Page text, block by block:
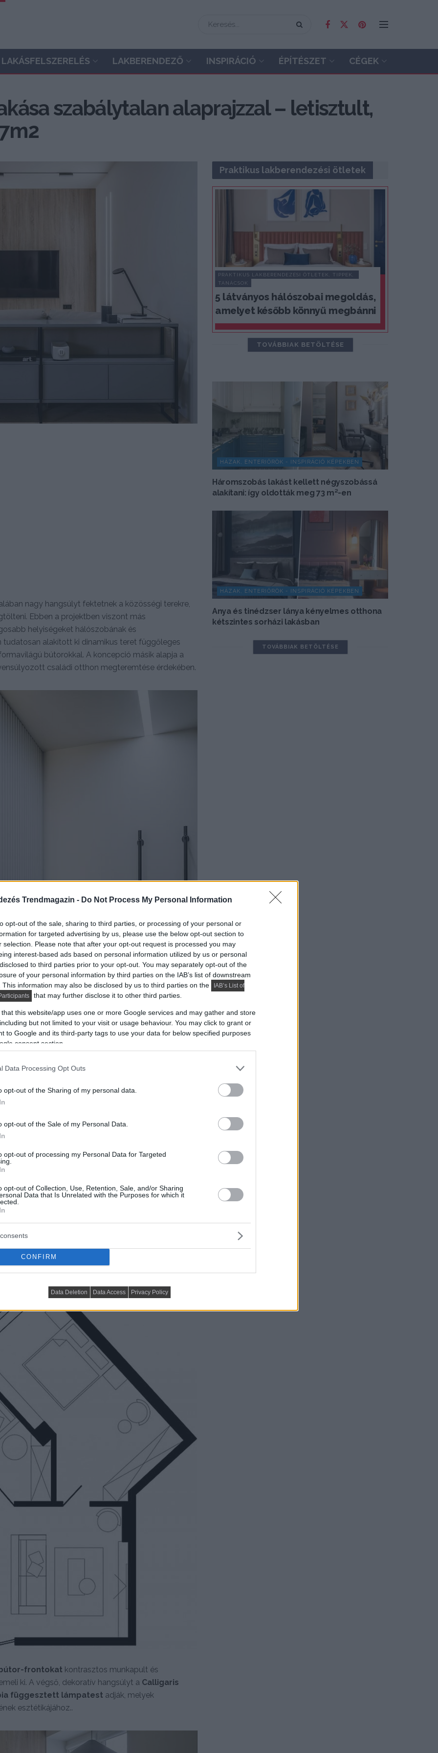
Trendmagazin - Do Not Process My Personal Information
opt-out of the sale, sharing to third parties, or processing of your personal or
for targeted advertising by us, please use the below opt-out section to
selection. Please note that after your opt-out request is processed you may
interest-based ads based on personal information utilized by us or personal
to third parties prior to your opt-out. You may separately opt-out of the
of your personal information by third parties on the IAB’s list of downstream
This information may also be disclosed by us to third parties on the
IAB’s List of
that may further disclose it to other third parties.
that this website/app uses one or more Google services and may gather and store
but not limited to your visit or usage behaviour. You may click to grant or
to Google and its third-party tags to use your data for below specified purposes
consent section.
Data Processing Opt Outs
opt-out of the Sharing of my personal data.
opt-out of the Sale of my Personal Data.
opt-out of processing my Personal Data for Targeted
opt-out of Collection, Use, Retention, Sale, and/or Sharing
Data that Is Unrelated with the Purposes for which it
CONFIRM
Data Deletion Data Access Privacy Policy
LAKÁSFELSZERELÉS LAKBERENDEZŐ INSPIRÁCIÓ ÉPÍTÉSZET CÉGEK
szabálytalan alaprajzzal – letisztult,
nagy hangsúlyt fektetnek a közösségi terekre,
Ebben a projektben viszont más
helyiségeket hálószobának és
alakított ki dinamikus teret függőleges
bútorokkal. A koncepció másik alapja a
családi otthon megteremtése érdekében.
sarok megnehezítette az ergonomikus
összevonták, így egytágas zuhanyzót
közelében helyezkedik el a hálószoba, a
kevés természetes fényt kap.
frontokat kontrasztos munkapult és
ki. A végső, dekoratív hangsúlyt a Calligaris
függesztett lámpatest adják, melyek
esztétikájához..
Praktikus lakberendezési ötletek
PRAKTIKUS LAKBERENDEZÉSI ÖTLETEK, TIPPEK,
TANÁCSOK
5 látványos hálószobai megoldás,
amelyet később könnyű megbánni
TOVÁBBIAK BETÖLTÉSE
HÁZAK, ENTERIŐRÖK - INSPIRÁCIÓ KÉPEKBEN
Háromszobás lakást kellett négyszobássá
alakítani: így oldották meg 73 m²-en
HÁZAK, ENTERIŐRÖK - INSPIRÁCIÓ KÉPEKBEN
Anya és tinédzser lánya kényelmes otthona
kétszintes sorházi lakásban
TOVÁBBIAK BETÖLTÉSE